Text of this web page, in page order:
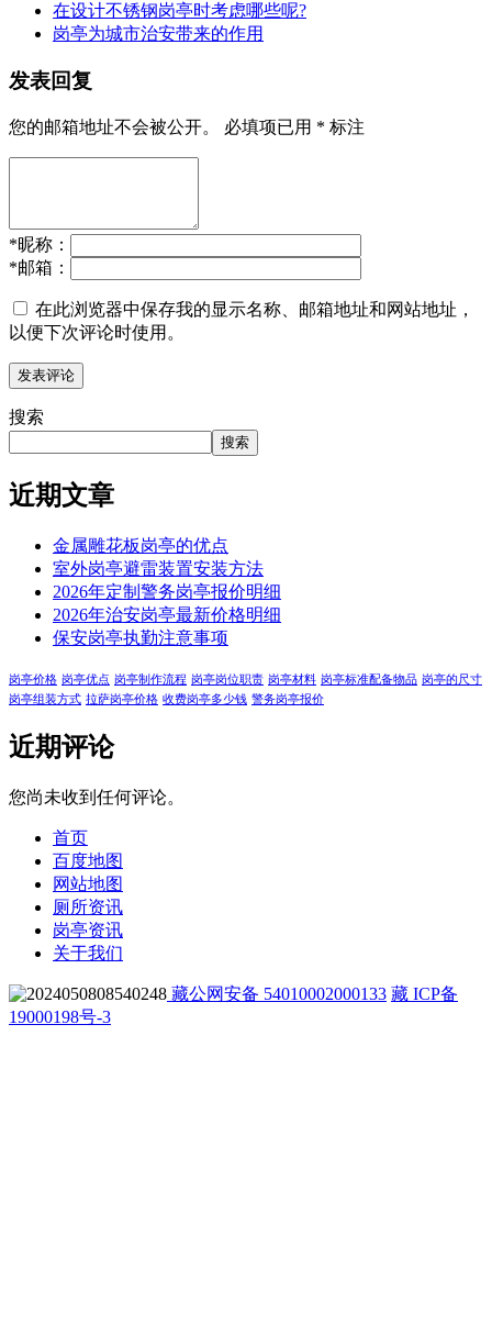
在设计不锈钢岗亭时考虑哪些呢?
岗亭为城市治安带来的作用
发表回复
您的邮箱地址不会被公开。 必填项已用 * 标注
*昵称：
*邮箱：
在此浏览器中保存我的显示名称、邮箱地址和网站地址，
以便下次评论时使用。
搜索
搜索
近期文章
金属雕花板岗亭的优点
室外岗亭避雷装置安装方法
2026年定制警务岗亭报价明细
2026年治安岗亭最新价格明细
保安岗亭执勤注意事项
岗亭价格 岗亭优点 岗亭制作流程 岗亭岗位职责 岗亭材料 岗亭标准配备物品 岗亭的尺寸
岗亭组装方式 拉萨岗亭价格 收费岗亭多少钱 警务岗亭报价
近期评论
您尚未收到任何评论。
首页
百度地图
网站地图
厕所资讯
岗亭资讯
关于我们
藏公网安备 54010002000133 藏 ICP备
19000198号-3